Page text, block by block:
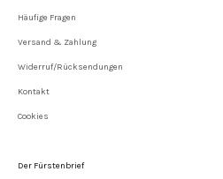
Häufige Fragen
Versand & Zahlung
Widerruf/Rücksendungen
Kontakt
Cookies
Der Fürstenbrief